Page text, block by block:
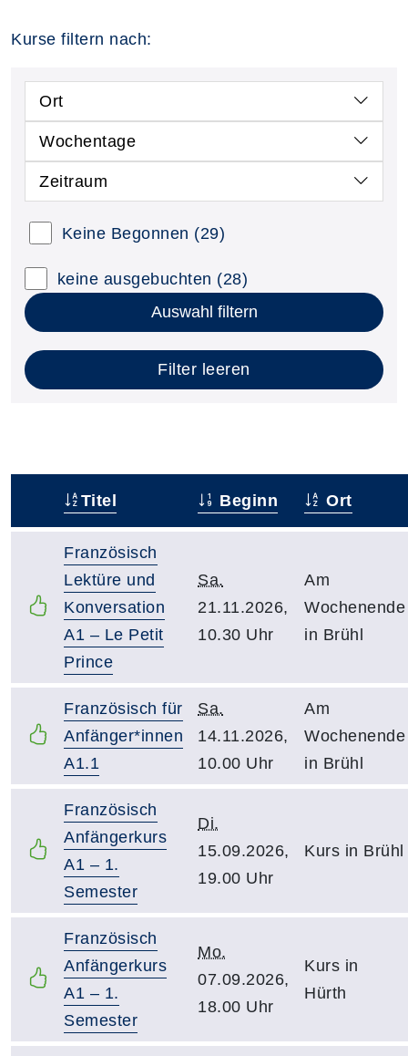
Kurse filtern nach:
Ort
Wochentage
Zeitraum
Keine Begonnen (29)
keine ausgebuchten (28)
Auswahl filtern
Filter leeren
Titel Beginn Ort
Französisch
Lektüre und
Konversation
A1 – Le Petit
Prince
Sa.
21.11.2026,
10.30 Uhr
Am
Wochenende
in Brühl
Französisch für
Anfänger*innen
A1.1
Sa.
14.11.2026,
10.00 Uhr
Am
Wochenende
in Brühl
Französisch
Anfängerkurs
A1 – 1.
Semester
Di.
15.09.2026,
19.00 Uhr
Kurs in Brühl
Französisch
Anfängerkurs
A1 – 1.
Semester
Mo.
07.09.2026,
18.00 Uhr
Kurs in
Hürth